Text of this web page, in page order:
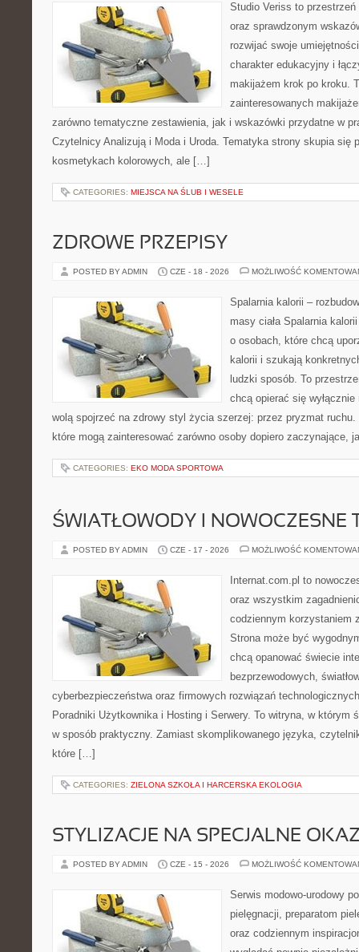
Studio Veriss to
oraz sprawdzonym
rozwijać swoje
charakter edukacyjny i
makijażem krok po kroku.
zainteresowanych
zarówno tematyczne zestawienia, jak i wskazówki przydatne w
Czytelnicy Analizują i Moda i Uroda. Tematyka strony skupia się
kosmetykach kolorowych, ale […]
CATEGORIES: MIEJSCA NA ŚLUB I WESELE
ZDROWE PRZEPISY
POSTED BY ADMIN CZE - 18 - 2026 MOŻLIWOŚĆ
Spalarnia kalorii –
masy ciała Spalarnia
o osobach, które chcą
kalorii i szukają
ludzki sposób. To
chcą opierać się
wolą spojrzeć na zdrowy styl życia szerzej: przez pryzmat
które mogą zainteresować zarówno osoby dopiero
CATEGORIES: EKO MODA SPORTOWA
ŚWIATŁOWODY I NOWOCZESNE
POSTED BY ADMIN CZE - 17 - 2026 MOŻLIWOŚĆ
Internat.com.pl to
oraz wszystkim
codziennym korzystaniem
Strona może być
chcą opanować świecie
bezprzewodowych,
cyberbezpieczeństwa oraz firmowych rozwiązań
Poradniki Użytkownika i Hosting i Serwery. To witryna, w którym
w sposób praktyczny. Zamiast skomplikowanego języka,
które […]
CATEGORIES: ZIELONA SZKOŁA I HARCERSKA EKOLOGIA
STYLIZACJE NA SPECJALNE
POSTED BY ADMIN CZE - 15 - 2026 MOŻLIWOŚĆ
Serwis modowo-urodowy
pielęgnacji, preparatom
oraz codziennym